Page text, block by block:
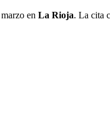
en La Rioja. La cita